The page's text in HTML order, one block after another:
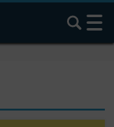
Hledat